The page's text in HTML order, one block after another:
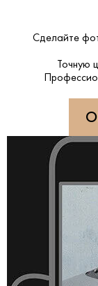
Сделайте
Точную